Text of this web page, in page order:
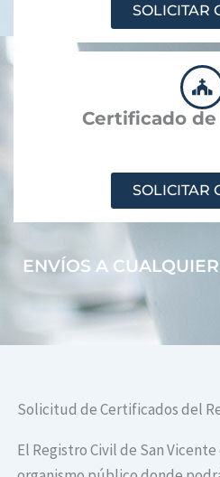
SOLICITAR
Certificado
SOLICITAR
ENVÍOS A
Solicitud de Certificados del
El Registro Civil de San